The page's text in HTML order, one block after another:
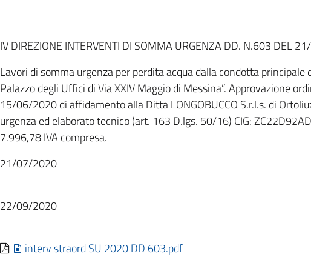
IV DIREZIONE INTERVENTI DI SOMMA URGENZA DD. N.603 DEL
Lavori di somma urgenza per perdita acqua dalla condotta principale
Palazzo degli Uffici di Via XXIV Maggio di Messina”. Approvazione
15/06/2020 di affidamento alla Ditta LONGOBUCCO S.r.l.s. di
urgenza ed elaborato tecnico (art. 163 D.lgs. 50/16) CIG:
7.996,78 IVA compresa.
21/07/2020
22/09/2020
interv straord SU 2020 DD 603.pdf